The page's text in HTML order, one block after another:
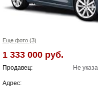
Еще фото (3)
1 333 000 руб.
Продавец: Не
Адрес: